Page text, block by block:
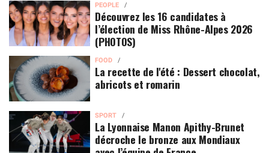
PEOPLE
Découvrez les 16 candidates à
l’élection de Miss Rhône-Alpes 2026
(PHOTOS)
FOOD
La recette de l'été : Dessert chocolat,
abricots et romarin
SPORT
La Lyonnaise Manon Apithy-Brunet
décroche le bronze aux Mondiaux